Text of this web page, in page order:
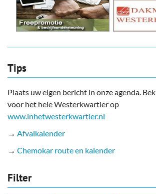
Tips
Plaats uw eigen bericht in onze agenda.
voor het hele Westerkwartier op
www.inhetwesterkwartier.nl
→ Afvalkalender
→ Chemokar route en kalender
Filter